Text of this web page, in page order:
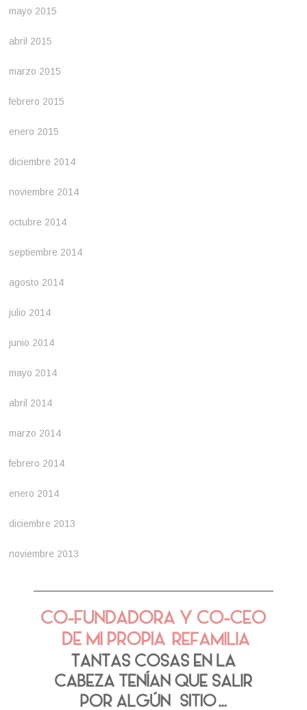
mayo 2015
abril 2015
marzo 2015
febrero 2015
enero 2015
diciembre 2014
noviembre 2014
octubre 2014
septiembre 2014
agosto 2014
julio 2014
junio 2014
mayo 2014
abril 2014
marzo 2014
febrero 2014
enero 2014
diciembre 2013
noviembre 2013